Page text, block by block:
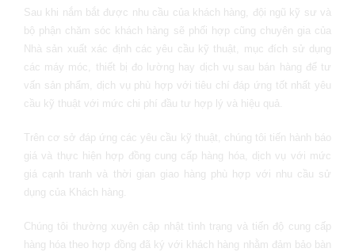
Sau khi nắm bắt được nhu cầu của khách hàng, đội ngũ kỹ sư và
bộ phận chăm sóc khách hàng sẽ phối hợp cũng chuyên gia của
Nhà sản xuất xác định các yêu cầu kỹ thuật, mục đích sử dụng
các máy móc, thiết bị đo lường hay dịch vụ sau bán hàng để tư
vấn sản phẩm, dịch vụ phù hợp với tiêu chí đáp ứng tốt nhất yêu
cầu kỹ thuật với mức chi phí đầu tư hợp lý và hiệu quả.
Trên cơ sở đáp ứng các yêu cầu kỹ thuật, chúng tôi tiến hành báo
giá và thực hiện hợp đồng cung cấp hàng hóa, dịch vụ với mức
giá cạnh tranh và thời gian giao hàng phù hợp với nhu cầu sử
dụng của Khách hàng.
Chúng tôi thường xuyên cập nhật tình trạng và tiến độ cung cấp
hàng hóa theo hợp đồng đã ký với khách hàng nhằm đảm bảo bàn